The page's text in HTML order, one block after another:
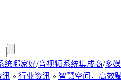
统哪家好/音视频系统集成商/多
讯 » 行业资讯 » 智慧空间，高效